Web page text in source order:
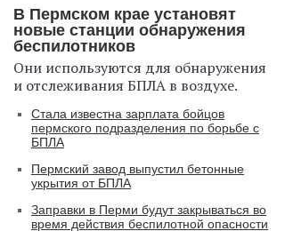
В Пермском крае установят
новые станции обнаружения
беспилотников
Они используются для обнаружения
и отслеживания БПЛА в воздухе.
Стала известна зарплата бойцов
пермского подразделения по борьбе с
БПЛА
Пермский завод выпустил бетонные
укрытия от БПЛА
Заправки в Перми будут закрываться во
время действия беспилотной опасности